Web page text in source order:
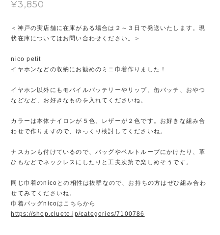
¥3,850
＜神戸の実店舗に在庫がある場合は２～３日で発送いたします。現
状在庫についてはお問い合わせください。＞
nico petit
イヤホンなどの収納にお勧めのミニ巾着作りました！
イヤホン以外にもモバイルバッテリーやリップ、缶バッチ、おやつ
などなど、お好きなものを入れてくださいね。
カラーは本体ナイロンが５色、レザーが２色です。お好きな組み合
わせで作りますので、ゆっくり検討してくださいね。
ナスカンも付けているので、バッグやベルトループにかけたり、革
ひもなどでネックレスにしたりと工夫次第で楽しめそうです。
同じ巾着のnicoとの相性は抜群なので、お持ちの方はぜひ組み合わ
せてみてくださいね。
巾着バッグnicoはこちらから
https://shop.clueto.jp/categories/7100786